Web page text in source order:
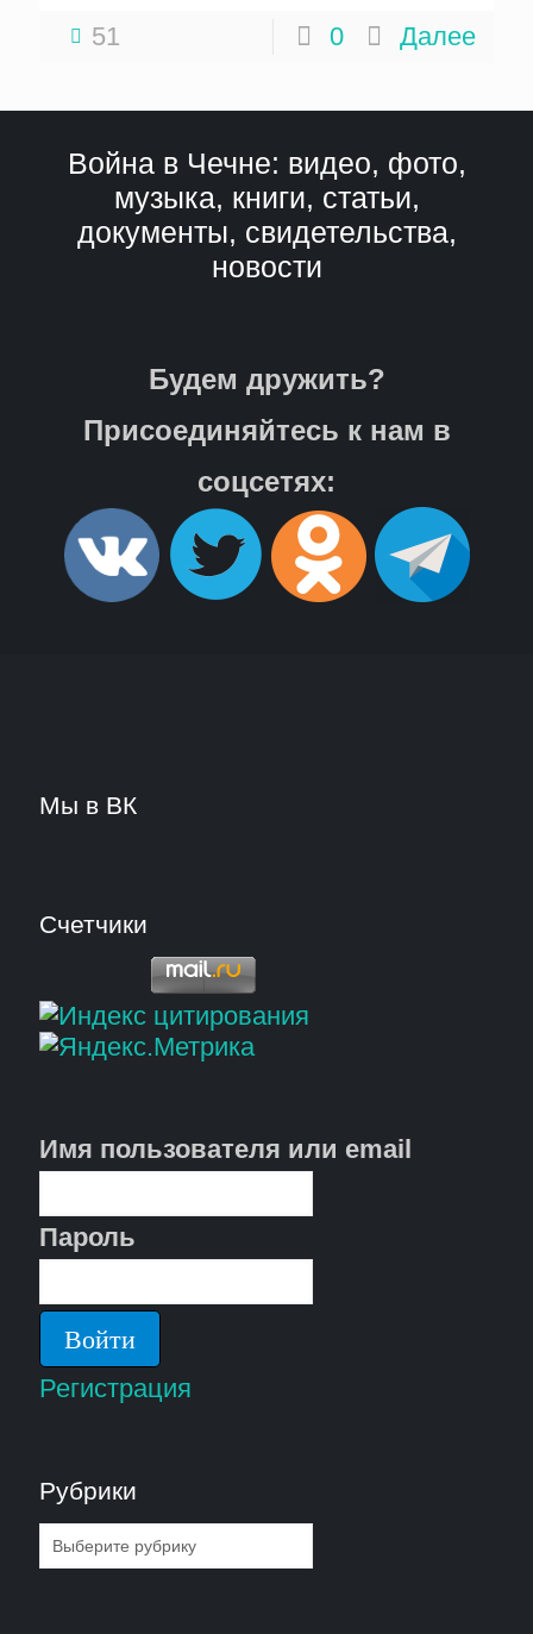
51 0 Далее
Война в Чечне: видео, фото,
музыка, книги, статьи,
документы, свидетельства,
новости
Будем дружить?
Присоединяйтесь к нам в
соцсетях:
Мы в ВК
Счетчики
Имя пользователя или email
Пароль
Регистрация
Рубрики
Рубрики